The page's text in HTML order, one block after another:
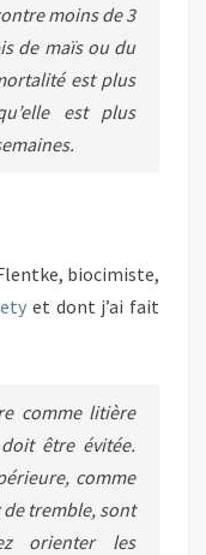
moins de 3
de maïs ou du
est plus
est plus
biocimiste,
et dont j’ai fait
comme litière
être évitée.
comme
de tremble, sont
orienter les